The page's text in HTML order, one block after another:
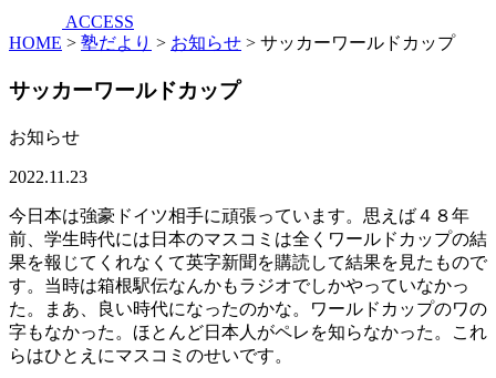
ACCESS
HOME > 塾だより > お知らせ > サッカーワールドカップ
サッカーワールドカップ
お知らせ
2022.11.23
今日本は強豪ドイツ相手に頑張っています。思えば４８年
前、学生時代には日本のマスコミは全くワールドカップの結
果を報じてくれなくて英字新聞を購読して結果を見たもので
す。当時は箱根駅伝なんかもラジオでしかやっていなかっ
た。まあ、良い時代になったのかな。ワールドカップのワの
字もなかった。ほとんど日本人がペレを知らなかった。これ
らはひとえにマスコミのせいです。